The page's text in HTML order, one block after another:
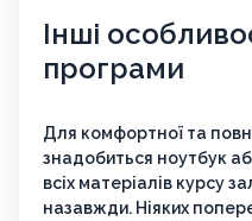
Інші
програми
Для комфортної та
знадобиться ноутбук
всіх матеріалів курсу
назавжди. Ніяких